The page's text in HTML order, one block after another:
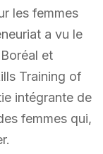
les femmes
a vu le
et
Training of
intégrante de
femmes qui,